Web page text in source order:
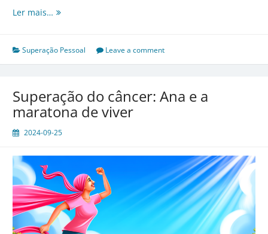
Ler mais… Invencível:
de
um
o
sucesso
Superação Pessoal Leave a comment
Superação do câncer: Ana e a
maratona de viver
2024-09-25